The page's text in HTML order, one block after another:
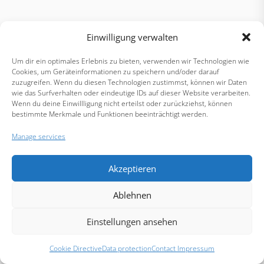
Einwilligung verwalten
Um dir ein optimales Erlebnis zu bieten, verwenden wir Technologien wie
Cookies, um Geräteinformationen zu speichern und/oder darauf
zuzugreifen. Wenn du diesen Technologien zustimmst, können wir Daten
wie das Surfverhalten oder eindeutige IDs auf dieser Website verarbeiten.
Wenn du deine Einwillligung nicht erteilst oder zurückziehst, können
bestimmte Merkmale und Funktionen beeinträchtigt werden.
Manage services
Akzeptieren
Ablehnen
Einstellungen ansehen
Cookie DirectiveData protectionContact Impressum